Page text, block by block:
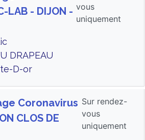
LAB - DIJON -
DRAPEAU
D-or
vous
uniquement
Coronavirus
CLOS DE
Sur rendez-
vous
uniquement